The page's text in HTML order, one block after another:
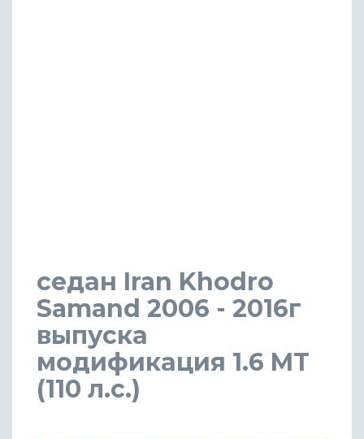
седан Iran Khodro
Samand 2006 - 2016г
выпуска
модификация 1.6 MT
(110 л.с.)